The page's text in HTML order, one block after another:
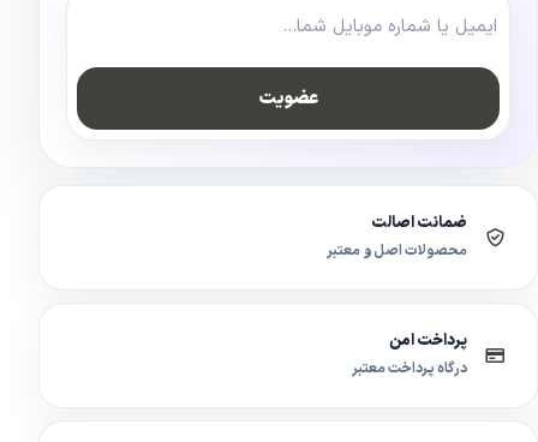
عضویت
ضمانت اصالت
محصولات اصل و معتبر
پرداخت امن
درگاه پرداخت معتبر